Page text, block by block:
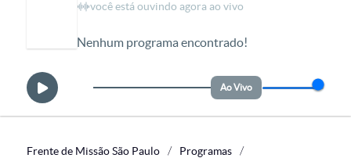
você está ouvindo agora ao vivo
Nenhum programa encontrado!
Ao Vivo
Frente de Missão São Paulo
Programas